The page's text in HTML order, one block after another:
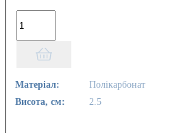
Матеріал:
Полікарбонат
Висота, см:
2.5